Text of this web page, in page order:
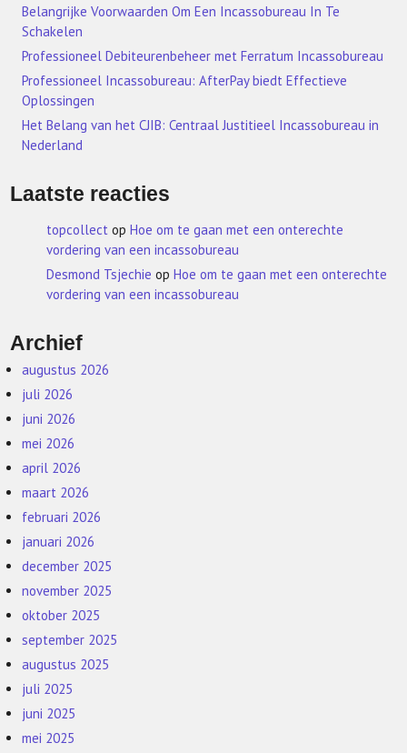
Belangrijke Voorwaarden Om Een Incassobureau In Te
Schakelen
Professioneel Debiteurenbeheer met Ferratum Incassobureau
Professioneel Incassobureau: AfterPay biedt Effectieve
Oplossingen
Het Belang van het CJIB: Centraal Justitieel Incassobureau in
Nederland
Laatste reacties
topcollect opHoe om te gaan met een onterechte
vordering van een incassobureau
Desmond Tsjechie opHoe om te gaan met een onterechte
vordering van een incassobureau
Archief
augustus 2026
juli 2026
juni 2026
mei 2026
april 2026
maart 2026
februari 2026
januari 2026
december 2025
november 2025
oktober 2025
september 2025
augustus 2025
juli 2025
juni 2025
mei 2025